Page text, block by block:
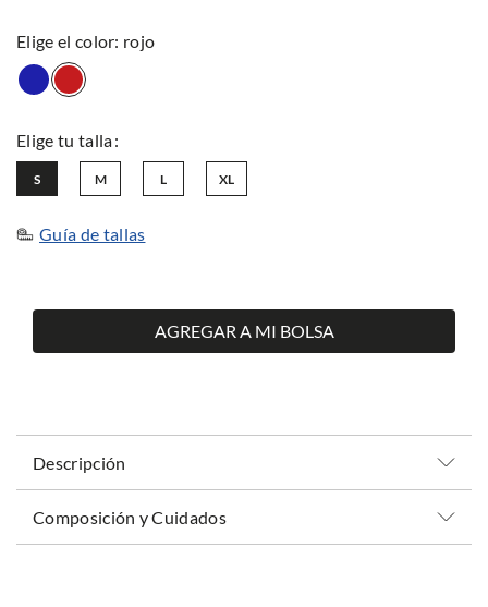
: rojo
L
M
S XL
Guía de tallas
AGREGAR A MI BOLSA
Descripción
Composición y Cuidados